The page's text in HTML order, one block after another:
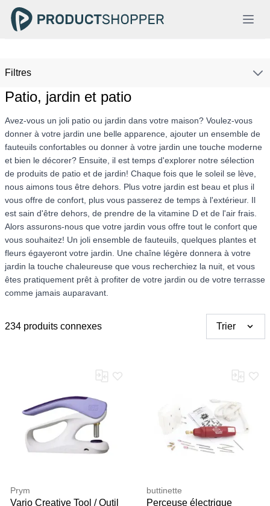
Filtres
Patio, jardin et patio
Avez-vous un joli patio ou jardin dans votre maison? Voulez-vous
donner à votre jardin une belle apparence, ajouter un ensemble de
fauteuils confortables ou donner à votre jardin une touche moderne
et bien le décorer? Ensuite, il est temps d'explorer notre sélection
de produits de patio et de jardin! Chaque fois que le soleil se lève,
nous aimons tous être dehors. Plus votre jardin est beau et plus il
vous offre de confort, plus vous passerez de temps à l'extérieur. Il
est sain d'être dehors, de prendre de la vitamine D et de l'air frais.
Alors assurons-nous que votre jardin vous offre tout le confort que
vous souhaitez! Un joli ensemble de fauteuils, quelques plantes et
fleurs égayeront votre jardin. Une chaîne légère donnera à votre
jardin la touche chaleureuse que vous recherchiez la nuit, et vous
êtes pratiquement prêt à profiter de votre jardin ou de votre terrasse
comme jamais auparavant.
234 produits connexes Trier
Prym
Vario Creative Tool / Outil
buttinette
Perceuse électrique